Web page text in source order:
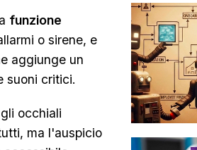
funzione
o sirene, e
aggiunge un
suoni critici.
occhiali
ma l'auspicio